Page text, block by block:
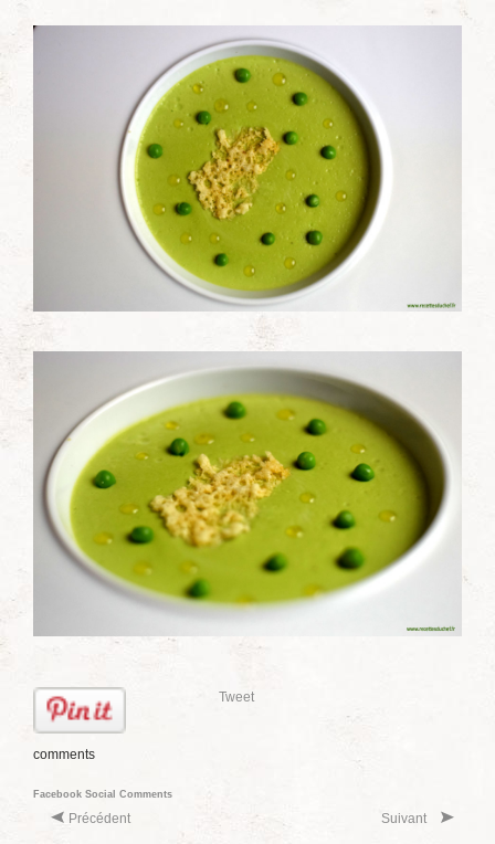
Tweet
comments
Facebook Social Comments
Précédent Suivant